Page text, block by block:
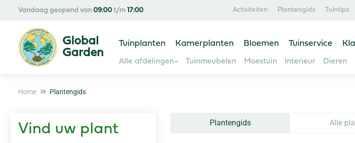
Home Plantengids
Vandaag geopend van 09:00 t/m 17:00 Activiteiten Plantengids Tuintips
Tuinplanten Kamerplanten Bloemen Tuinservice
Alle afdelingen Tuinmeubelen Moestuin Interieur Dieren
Plantengids Alle
Vind uw plant